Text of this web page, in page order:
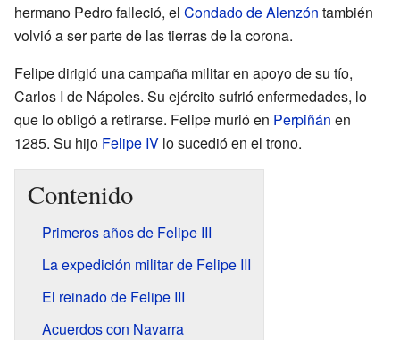
hermano Pedro falleció, el Condado de Alenzón también
volvió a ser parte de las tierras de la corona.
Felipe dirigió una campaña militar en apoyo de su tío,
Carlos I de Nápoles. Su ejército sufrió enfermedades, lo
que lo obligó a retirarse. Felipe murió en Perpiñán en
1285. Su hijo Felipe IV lo sucedió en el trono.
Contenido
Primeros años de Felipe III
La expedición militar de Felipe III
El reinado de Felipe III
Acuerdos con Navarra